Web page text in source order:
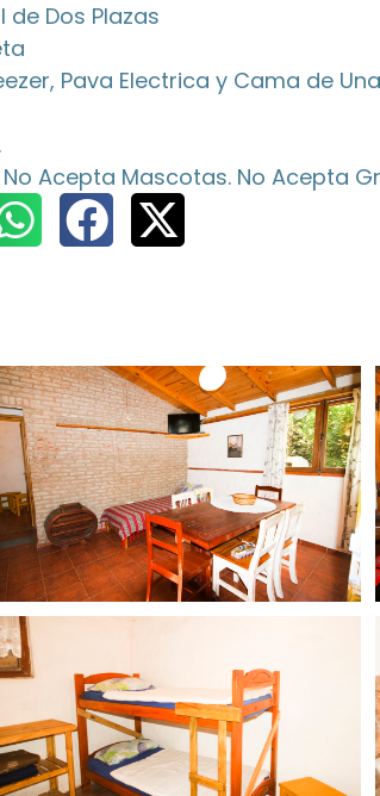
Dos Plazas
Pava Electrica y Cama de
Acepta Mascotas. No Acepta